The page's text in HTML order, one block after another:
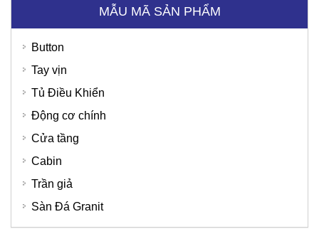
Bệnh Viện Quốc Tế Thu Cúc
MẪU MÃ SẢN PHẨM
Button
Tay vịn
Tủ Điều Khiển
Động cơ chính
Cửa tầng
Cabin
Trần giả
Sàn Đá Granit